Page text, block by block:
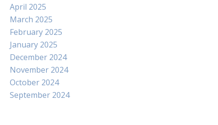
April 2025
March 2025
February 2025
January 2025
December 2024
November 2024
October 2024
September 2024